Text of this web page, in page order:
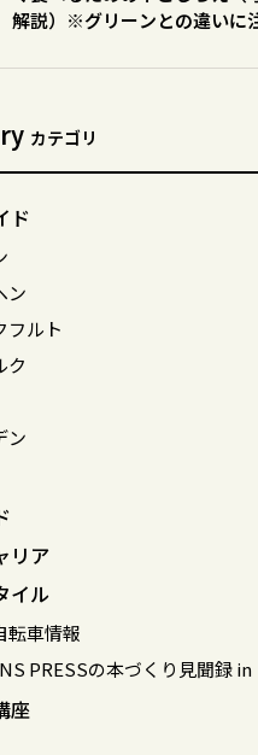
解説）※グリーンとの違いに
カテゴリ
ド
ン
フルト
ク
ン
リア
イル
転車情報
PRESSの本づくり見聞録 in
座